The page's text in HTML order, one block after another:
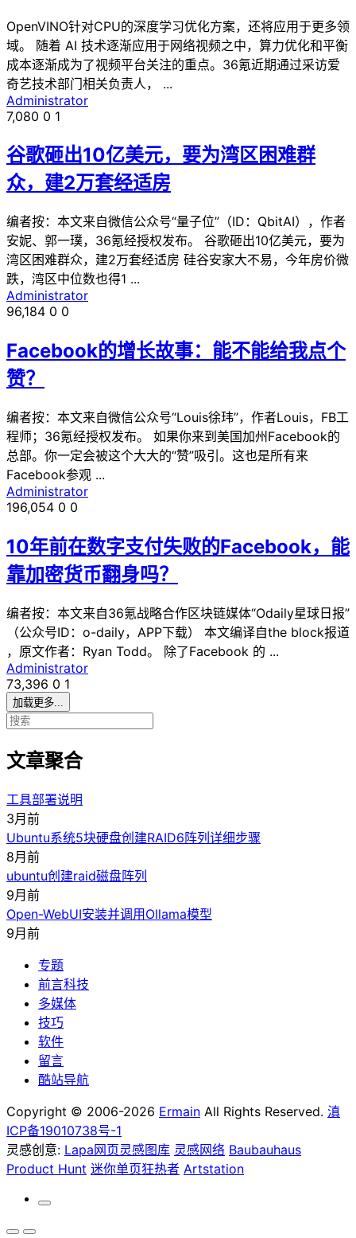
OpenVINO针对CPU的深度学习优化方案，还将应用于更多领
域。 随着 AI 技术逐渐应用于网络视频之中，算力优化和平衡
成本逐渐成为了视频平台关注的重点。36氪近期通过采访爱
奇艺技术部门相关负责人， ...
Administrator
7,080 0 1
谷歌砸出10亿美元，要为湾区困难群
众，建2万套经适房
编者按：本文来自微信公众号“量子位”（ID：QbitAI），作者
安妮、郭一璞，36氪经授权发布。 谷歌砸出10亿美元，要为
湾区困难群众，建2万套经适房 硅谷安家大不易，今年房价微
跌，湾区中位数也得1 ...
Administrator
96,184 0 0
Facebook的增长故事：能不能给我点个
赞？
编者按：本文来自微信公众号“Louis徐玮”，作者Louis，FB工
程师；36氪经授权发布。 如果你来到美国加州Facebook的
总部。你一定会被这个大大的“赞”吸引。这也是所有来
Facebook参观 ...
Administrator
196,054 0 0
10年前在数字支付失败的Facebook，能
靠加密货币翻身吗？
编者按：本文来自36氪战略合作区块链媒体“Odaily星球日报”
（公众号ID：o-daily，APP下载） 本文编译自the block报道
，原文作者：Ryan Todd。 除了Facebook 的 ...
Administrator
73,396 0 1
加载更多...
文章聚合
工具部署说明
3月前
Ubuntu系统5块硬盘创建RAID6阵列详细步骤
8月前
ubuntu创建raid磁盘阵列
9月前
Open-WebUI安装并调用Ollama模型
9月前
专题
前言科技
多媒体
技巧
软件
留言
酷站导航
Copyright © 2006-2026 Ermain All Rights Reserved. 滇
ICP备19010738号-1
灵感创意: Lapa网页灵感图库 灵感网络 Baubauhaus
Product Hunt 迷你单页狂热者 Artstation